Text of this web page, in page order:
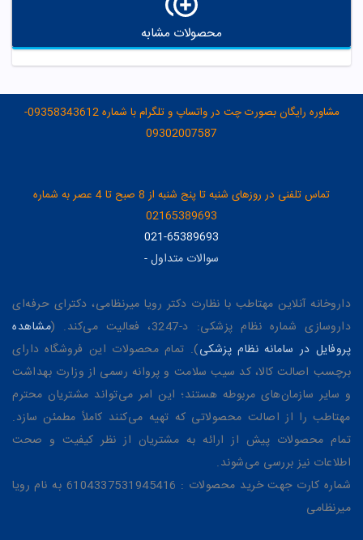
محصولات مشابه
مشاوره رایگان بصورت چت در واتساپ و تلگرام با شماره 09358343612-
09302007587
تماس تلفنی در روزهای شنبه تا پنج شنبه از 8 صبح تا 4 عصر به شماره
02165389693
021-65389693
سوالات متداول-
داروخانه آنلاین مهتاطب با نظارت دکتر رویا میرنظامی، دکترای حرفه‌ای
داروسازی شماره نظام پزشکی: د-3247، فعالیت می‌کند. (
مشاهده
پروفایل در سامانه نظام پزشکی). تمام محصولات این فروشگاه دارای
برچسب اصالت کالا، کد سیب سلامت و پروانه رسمی از وزارت بهداشت
و سایر سازمان‌های مربوطه هستند؛ این امر می‌تواند مشتریان محترم
مهتاطب را از اصالت محصولاتی که تهیه می‌کنند کاملاً مطمئن سازد.
تمام محصولات پیش از ارائه به مشتریان از نظر کیفیت و صحت
اطلاعات نیز بررسی می‌شوند.
شماره کارت جهت خرید محصولات : 6104337531945416 به نام رویا
میرنظامی